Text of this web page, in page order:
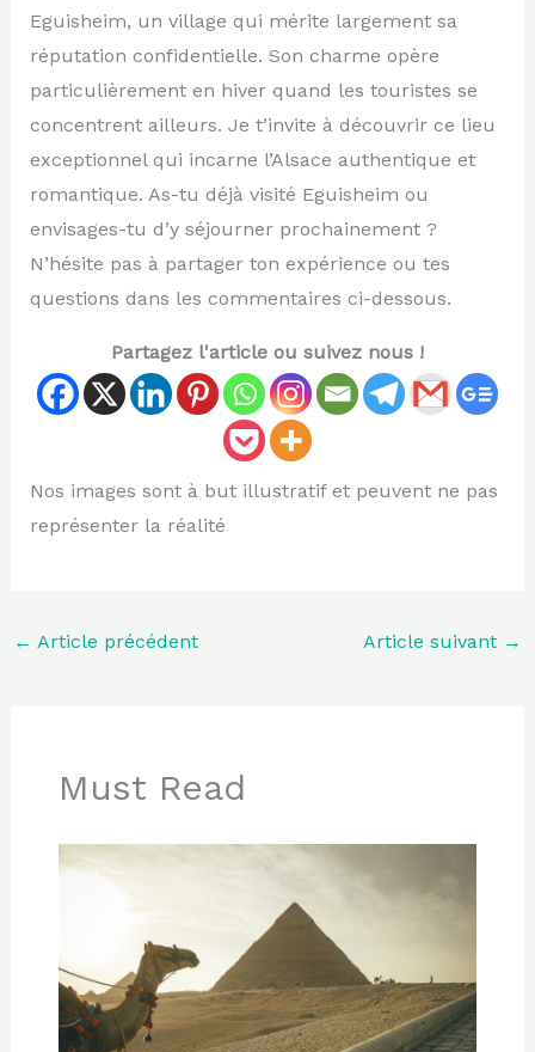
Eguisheim, un village qui mérite largement sa
réputation confidentielle. Son charme opère
particulièrement en hiver quand les touristes se
concentrent ailleurs. Je t’invite à découvrir ce lieu
exceptionnel qui incarne l’Alsace authentique et
romantique. As-tu déjà visité Eguisheim ou
envisages-tu d’y séjourner prochainement ?
N’hésite pas à partager ton expérience ou tes
questions dans les commentaires ci-dessous.
Partagez l'article ou suivez nous !
Nos images sont à but illustratif et peuvent ne pas
représenter la réalité
← Article précédent Article suivant →
Must Read